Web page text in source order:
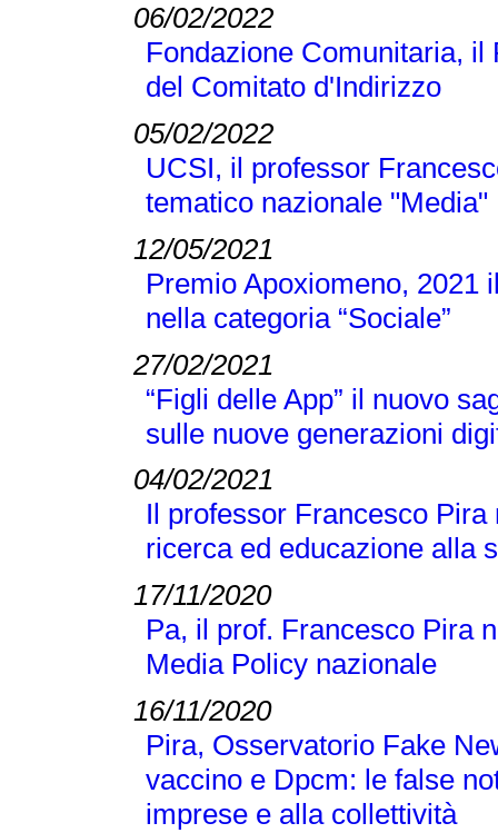
06/02/2022
Fondazione Comunitaria,
del Comitato d'Indirizzo
05/02/2022
UCSI, il professor
tematico nazionale "Media"
12/05/2021
Premio Apoxiomeno, 2021
nella categoria “Sociale”
27/02/2021
“Figli delle App” il nuovo
sulle nuove generazioni
04/02/2021
Il professor Francesco
ricerca ed educazione alla
17/11/2020
Pa, il prof. Francesco Pira
Media Policy nazionale
16/11/2020
Pira, Osservatorio Fake
vaccino e Dpcm: le false
imprese e alla collettività